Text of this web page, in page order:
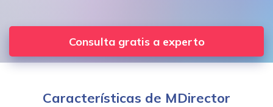
Consulta gratis a experto
Características de MDirector